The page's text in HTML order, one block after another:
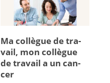
Ma col­lègue de tra­
vail, mon col­lègue
de tra­vail a un can­
cer